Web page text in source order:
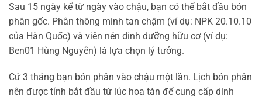
Sau 15 ngày kể từ ngày vào chậu, bạn có thể bắt đầu bón
phân gốc. Phân thông minh tan chậm (ví dụ: NPK 20.10.10
của Hàn Quốc) và viên nén dinh dưỡng hữu cơ (ví dụ:
Ben01 Hùng Nguyễn) là lựa chọn lý tưởng.
Cứ 3 tháng bạn bón phân vào chậu một lần. Lịch bón phân
nên được tính bắt đầu từ lúc hoa tàn để cung cấp dinh